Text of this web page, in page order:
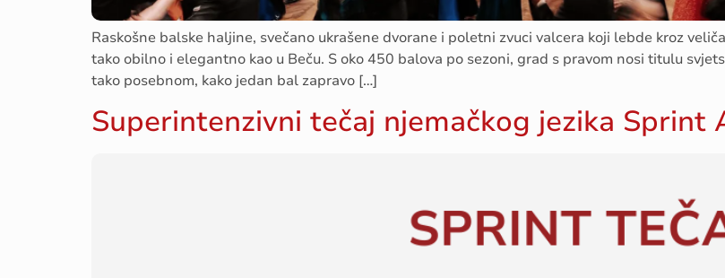
Raskošne balske haljine, svečano ukrašene dvorane i poletni zvuci valcera koji lebde kroz
tako obilno i elegantno kao u Beču. S oko 450 balova po sezoni, grad s pravom nosi titulu
tako posebnom, kako jedan bal zapravo […]
Superintenzivni tečaj njemačkog jezika Sprint